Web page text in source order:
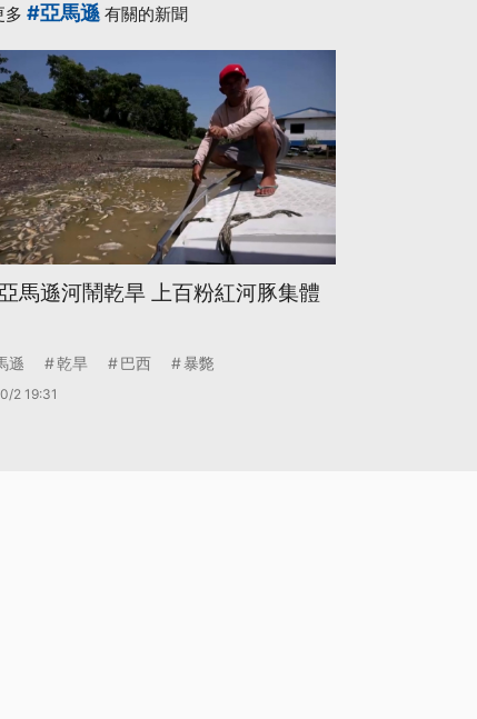
多 #亞馬遜 有關的新聞
馬遜河鬧乾旱 上百粉紅河豚集體
遜 乾旱 巴西 暴斃
2 19:31